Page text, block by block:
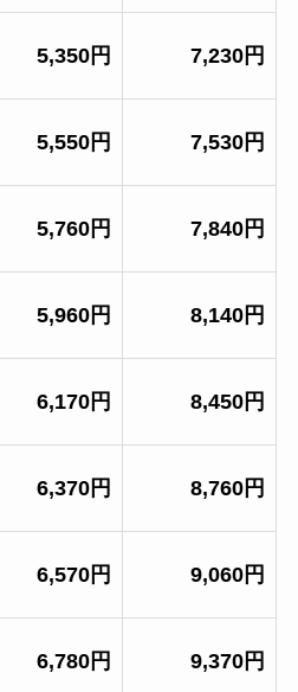
5,350円 7,230円
5,550円 7,530円
5,760円 7,840円
5,960円 8,140円
6,170円 8,450円
6,370円 8,760円
6,570円 9,060円
6,780円 9,370円